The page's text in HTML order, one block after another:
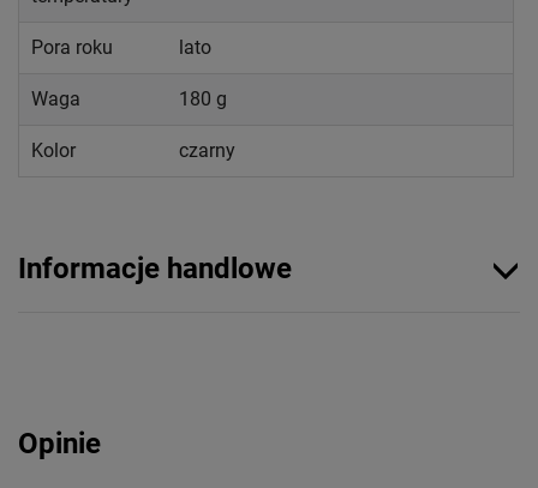
Pora roku lato
Waga 180 g
Kolor czarny
Informacje handlowe
Opinie